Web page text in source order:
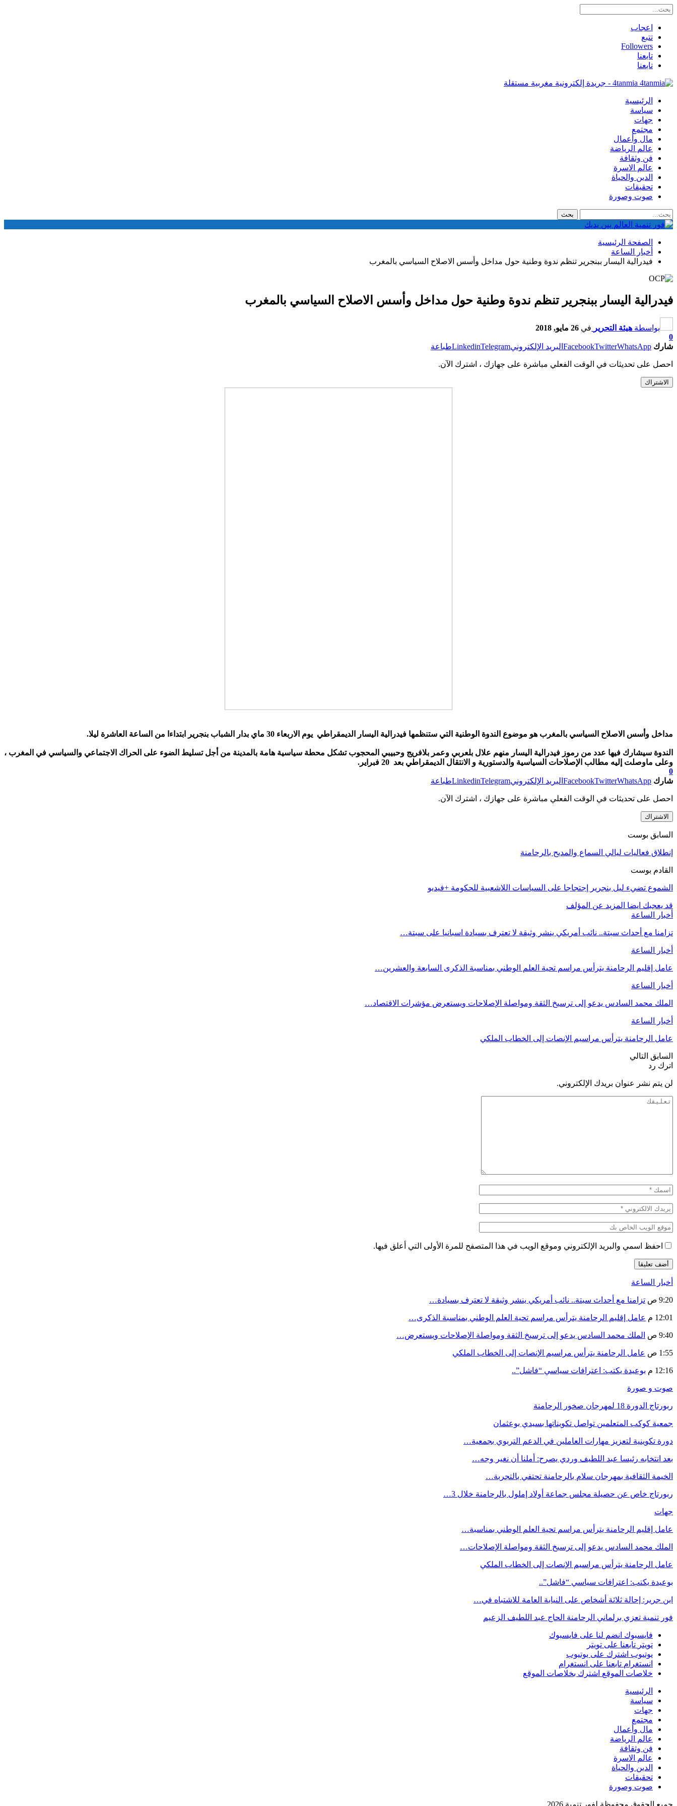
اعجاب
تتبع
Followers
تابعنا
تابعنا
4tanmia - جريدة إلكترونية مغربية مستقلة
الرئيسية
سياسة
جهات
مجتمع
مال وأعمال
عالم الرياضة
فن وثقافة
عالم الاسرة
الدين والحياة
تحقيقات
صوت وصورة
الصفحة الرئيسية
أخبار الساعة
فيدرالية اليسار ببنجرير تنظم ندوة وطنية حول مداخل وأسس الاصلاح السياسي بالمغرب
فيدرالية اليسار ببنجرير تنظم ندوة وطنية حول مداخل وأسس الاصلاح السياسي بالمغرب
بواسطة هيئة التحرير في 26 مايو, 2018
0
شارك
FacebookTwitterWhatsApp البريد الإلكتروني LinkedinTelegram طباعة
احصل على تحديثات في الوقت الفعلي مباشرة على جهازك ، اشترك الآن.
الاشتراك
مداخل وأسس الاصلاح السياسي بالمغرب هو موضوع الندوة الوطنية التي ستنظمها فيدرالية اليسار الديمقراطي يوم الاربعاء 30 ماي بدار الشباب بنجرير ابتداءا من الساعة العاشرة ليلا.
الندوة سيشارك فيها عدد من رموز فيدرالية اليسار منهم علال بلعربي وعمر بلافريج وحبيبي المحجوب تشكل محطة سياسية هامة بالمدينة من أجل تسليط الضوء على الحراك الاجتماعي والسياسي في المغرب ،
وعلى ماوصلت إليه مطالب الإصلاحات السياسية والدستورية و الانتقال الديمقراطي بعد 20 فبراير.
0
شارك
FacebookTwitterWhatsApp البريد الإلكتروني LinkedinTelegram طباعة
احصل على تحديثات في الوقت الفعلي مباشرة على جهازك ، اشترك الآن.
الاشتراك
السابق بوست
إنطلاق فعاليات ليالي السماع والمديح بالرحامنة
القادم بوست
الشموع تضيء ليل بنجرير إجتجاجا على السياسات اللاشعبية للحكومة +فيديو
قد يعجبك ايضا المزيد عن المؤلف
أخبار الساعة
تزامنا مع أحداث سبتة.. نائب أمريكي ينشر وثيقة لا تعترف بسيادة اسبانيا على سبتة…
أخبار الساعة
عامل إقليم الرحامنة يترأس مراسم تحية العلم الوطني بمناسبة الذكرى السابعة والعشرين…
أخبار الساعة
الملك محمد السادس يدعو إلى ترسيخ الثقة ومواصلة الإصلاحات ويستعرض مؤشرات الاقتصاد…
أخبار الساعة
عامل الرحامنة يترأس مراسيم الإنصات إلى الخطاب الملكي
السابق التالي
اترك رد
لن يتم نشر عنوان بريدك الإلكتروني.
احفظ اسمي والبريد الإلكتروني وموقع الويب في هذا المتصفح للمرة الأولى التي أعلق فيها.
أخبار الساعة
9:20 ص تزامنا مع أحداث سبتة.. نائب أمريكي ينشر وثيقة لا تعترف بسيادة…
12:01 م عامل إقليم الرحامنة يترأس مراسم تحية العلم الوطني بمناسبة الذكرى…
9:40 ص الملك محمد السادس يدعو إلى ترسيخ الثقة ومواصلة الإصلاحات ويستعرض…
1:55 ص عامل الرحامنة يترأس مراسيم الإنصات إلى الخطاب الملكي
12:16 م بوعيدة يكتب: اعترافات سياسي “فاشل”..
صوت و صورة
ربورتاج الدورة 18 لمهرجان صخور الرحامنة
جمعية كوكب المتعلمين تواصل تكويناتها بسيدي بوعثمان
دورة تكوينية لتعزيز مهارات العاملين في الدعم التربوي بجمعية…
بعد انتخابه رئيسا عبد اللطيف وردي يصرح: أملنا أن نغير وجه…
الخيمة الثقافية بمهرجان سلام بالرحامنة تحتفي بالتجربة…
ربورتاج خاص عن حصيلة مجلس جماعة أولاد إملول بالرحامنة خلال 3…
جهات
عامل إقليم الرحامنة يترأس مراسم تحية العلم الوطني بمناسبة…
الملك محمد السادس يدعو إلى ترسيخ الثقة ومواصلة الإصلاحات…
عامل الرحامنة يترأس مراسيم الإنصات إلى الخطاب الملكي
بوعيدة يكتب: اعترافات سياسي “فاشل”..
ابن جرير: إحالة ثلاثة أشخاص على النيابة العامة للاشتباه في…
فور تنمية تعزي برلماني الرحامنة الحاج عبد اللطيف الزعيم
فايسبوك انضم لنا على فايسبوك
تويتر تابعنا على تويتر
يوتيوب اشترك على يوتيوب
انستغرام تابعنا على انستغرام
خلاصات الموقع اشترك بخلاصات الموقع
الرئيسية
سياسة
جهات
مجتمع
مال وأعمال
عالم الرياضة
فن وثقافة
عالم الاسرة
الدين والحياة
تحقيقات
صوت وصورة
جميع الحقوق محفوظة لفور تنمية 2026